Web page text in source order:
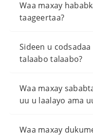
Waa maxay
taageertaa?
Sideen u
talaabo talaabo?
Waa maxay
uu u laalayo ama
Waa maxay